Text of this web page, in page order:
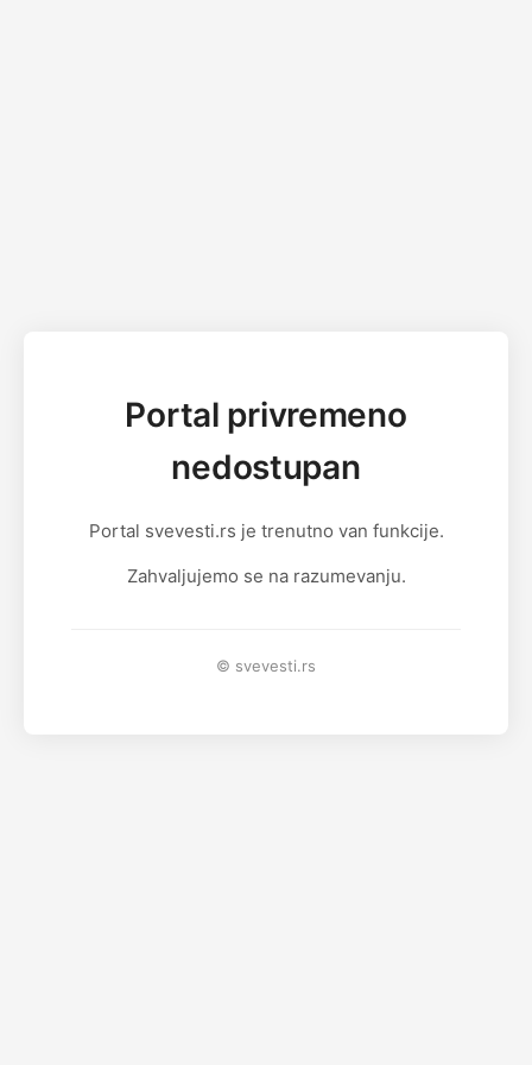
Portal privremeno
nedostupan
Portal svevesti.rs je trenutno van funkcije.
Zahvaljujemo se na razumevanju.
© svevesti.rs